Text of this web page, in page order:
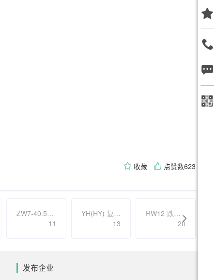
收藏
点赞数623
ZW7-40.5 户外高压真空断路器
11
YH(HY) 复合氧化锌避雷器
13
RW12 跌落式熔断器
20
发布企业